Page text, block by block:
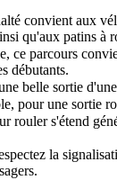
convient aux
qu'aux patins à
ce parcours
débutants.
belle sortie
pour une sortie
rouler s'étend
la